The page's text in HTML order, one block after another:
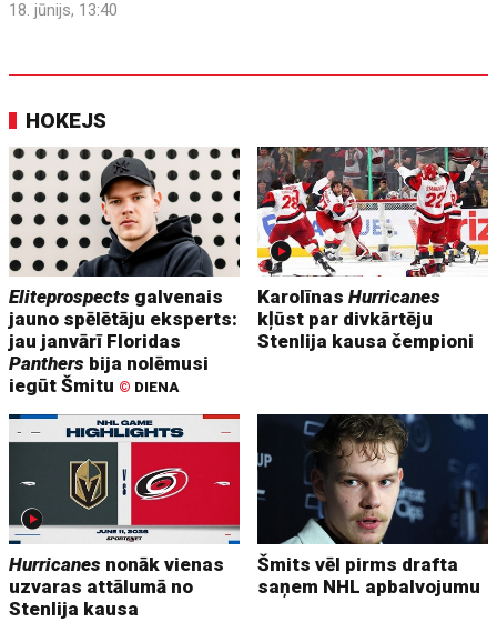
18. jūnijs, 13:40
HOKEJS
Eliteprospects galvenais
jauno spēlētāju eksperts:
jau janvārī Floridas
Panthers bija nolēmusi
iegūt Šmitu © DIENA
KarolīnasHurricanes
kļūst par divkārtēju
Stenlija kausa čempioni
Hurricanes nonāk vienas
uzvaras attālumā no
Stenlija kausa
Šmits vēl pirms drafta
saņem NHL apbalvojumu